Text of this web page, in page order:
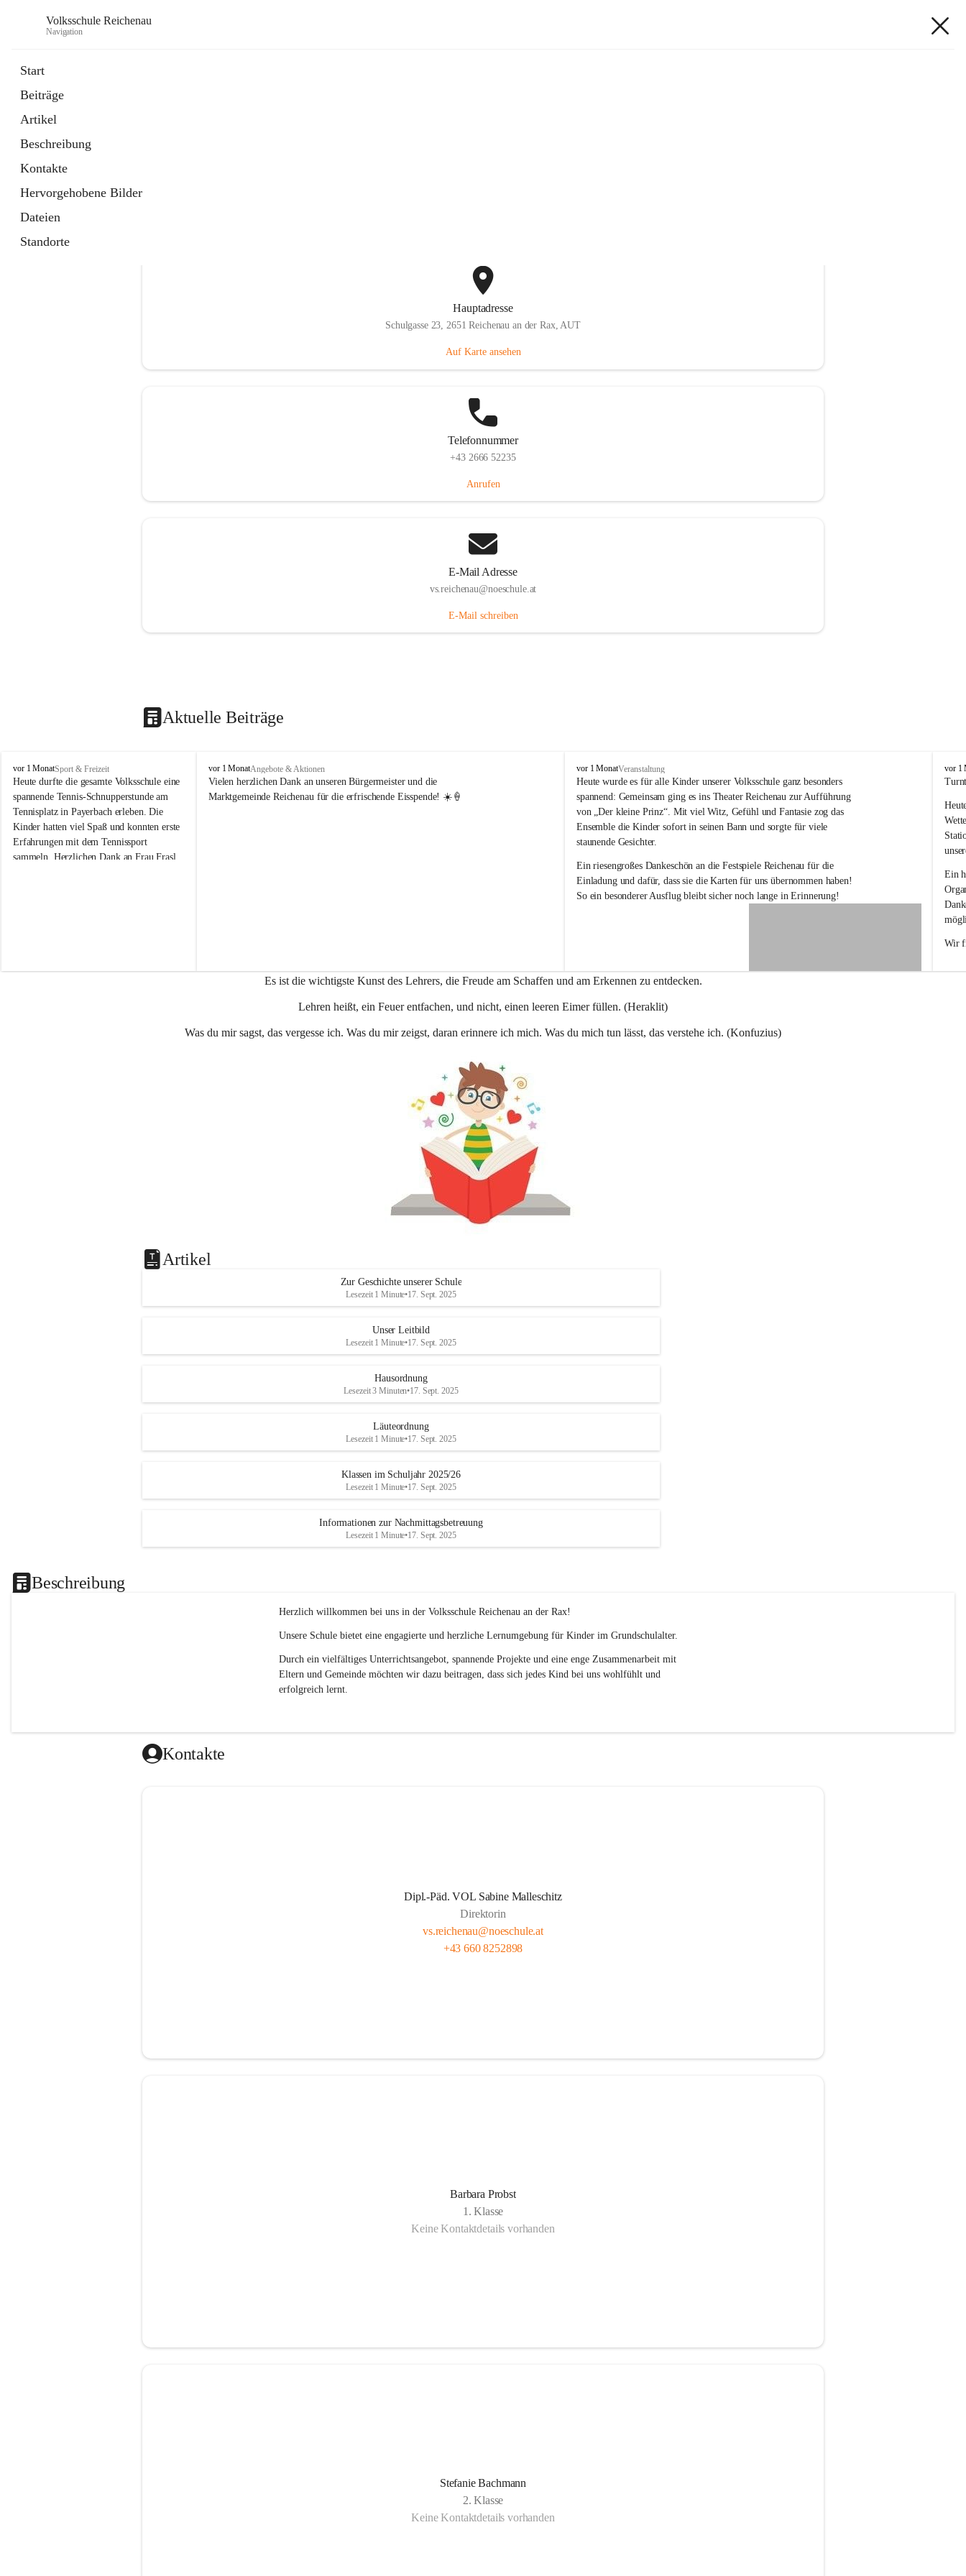
Volksschule Reichenau
Navigation
Start
Beiträge
Artikel
Beschreibung
Kontakte
Hervorgehobene Bilder
Dateien
Standorte
Hauptadresse
Schulgasse 23, 2651 Reichenau an der Rax, AUT
Auf Karte ansehen
Telefonnummer
+43 2666 52235
Anrufen
E-Mail Adresse
vs.reichenau@noeschule.at
E-Mail schreiben
Aktuelle Beiträge
V
o
l
k
s
s
c
h
e
vor 1 MonatSport & Freizeit
Heute durfte die gesamte Volksschule eine
spannende Tennis-Schnupperstunde am
Tennisplatz in Payerbach erleben. Die
Kinder hatten viel Spaß und konnten erste
Erfahrungen mit dem Tennissport
sammeln. Herzlichen Dank an Frau Frasl
V
o
l
e
vor 1 MonatAngebote & Aktionen
Vielen herzlichen Dank an unseren Bürgermeister und die
Marktgemeinde Reichenau für die erfrischende Eisspende! ☀️🍦
V
o
l
k
s
s
c
h
u
l
e
e
n
a
u
vor 1 MonatVeranstaltung
Heute wurde es für alle Kinder unserer Volksschule ganz besonders
spannend: Gemeinsam ging es ins Theater Reichenau zur Aufführung
von „Der kleine Prinz“. Mit viel Witz, Gefühl und Fantasie zog das
Ensemble die Kinder sofort in seinen Bann und sorgte für viele
staunende Gesichter.
Ein riesengroßes Dankeschön an die Festspiele Reichenau für die
Einladung und dafür, dass sie die Karten für uns übernommen haben!
So ein besonderer Ausflug bleibt sicher noch lange in Erinnerung!
V
o
k
s
s
c
u
l
e
R
e
i
c
e
vor 1
Ein
Wir
Es ist die wichtigste Kunst des Lehrers, die Freude am Schaffen und am Erkennen zu entdecken.
Lehren heißt, ein Feuer entfachen, und nicht, einen leeren Eimer füllen. (Heraklit)
Was du mir sagst, das vergesse ich. Was du mir zeigst, daran erinnere ich mich. Was du mich tun lässt, das verstehe ich. (Konfuzius)
Artikel
Zur Geschichte unserer Schule
Lesezeit 1 Minute•17. Sept. 2025
Unser Leitbild
Lesezeit 1 Minute•17. Sept. 2025
Hausordnung
Lesezeit 3 Minuten•17. Sept. 2025
Läuteordnung
Lesezeit 1 Minute•17. Sept. 2025
Klassen im Schuljahr 2025/26
Lesezeit 1 Minute•17. Sept. 2025
Informationen zur Nachmittagsbetreuung
Lesezeit 1 Minute•17. Sept. 2025
Beschreibung
Herzlich willkommen bei uns in der Volksschule Reichenau an der Rax!
Unsere Schule bietet eine engagierte und herzliche Lernumgebung für Kinder im Grundschulalter.
Durch ein vielfältiges Unterrichtsangebot, spannende Projekte und eine enge Zusammenarbeit mit
Eltern und Gemeinde möchten wir dazu beitragen, dass sich jedes Kind bei uns wohlfühlt und
erfolgreich lernt.
Kontakte
Dipl.-Päd. VOL Sabine Malleschitz
Direktorin
vs.reichenau@noeschule.at
+43 660 8252898
Barbara Probst
1. Klasse
Keine Kontaktdetails vorhanden
Stefanie Bachmann
2. Klasse
Keine Kontaktdetails vorhanden